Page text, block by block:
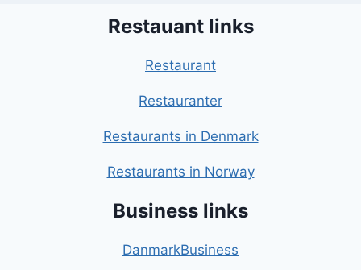
Restauant links
Restaurant
Restauranter
Restaurants in Denmark
Restaurants in Norway
Business links
DanmarkBusiness